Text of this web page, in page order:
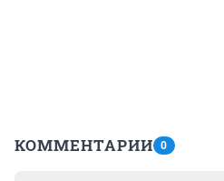
КОММЕНТАРИИ 0